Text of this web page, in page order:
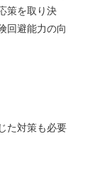
策を取り決
回避能力の向
た対策も必要